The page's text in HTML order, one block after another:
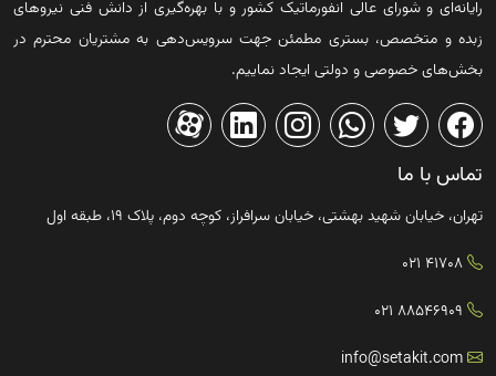
رایانه‌ای و شورای عالی انفورماتیک کشور و با بهره‌گیری از دانش فنی نیروهای
زبده و متخصص، بستری مطمئن جهت سرویس‌دهی به مشتریان محترم در
بخش‌های خصوصی و دولتی ایجاد نماییم.
تماس با ما
تهران، خیابان شهید بهشتی، خیابان سرافراز، کوچه دوم، پلاک ۱۹، طبقه اول
41708 021
88546909 021
info@setakit.com